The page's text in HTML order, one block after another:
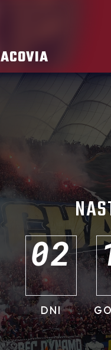
02
DNI